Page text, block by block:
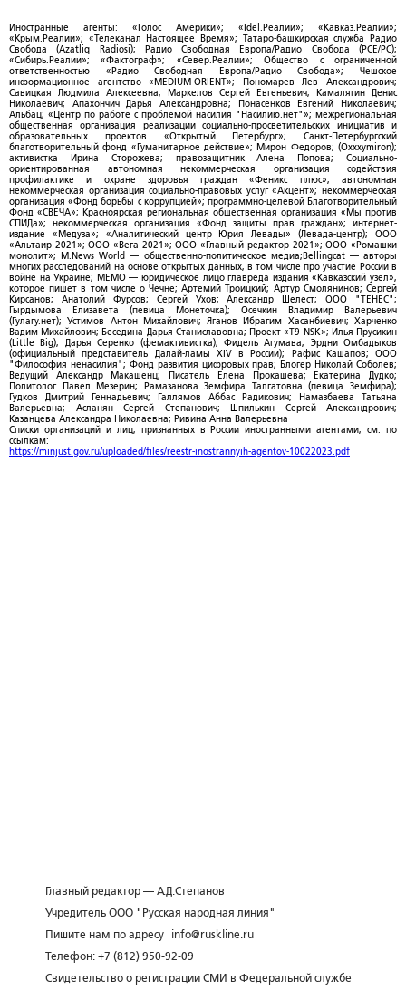
Иностранные агенты: «Голос Америки»; «Idel.Реалии»; «Кавказ.Реалии»;
«Крым.Реалии»; «Телеканал Настоящее Время»; Татаро-башкирская служба Радио
Свобода (Azatliq Radiosi); Радио Свободная Европа/Радио Свобода (PCE/PC);
«Сибирь.Реалии»; «Фактограф»; «Север.Реалии»; Общество с ограниченной
ответственностью «Радио Свободная Европа/Радио Свобода»; Чешское
информационное агентство «MEDIUM-ORIENT»; Пономарев Лев Александрович;
Савицкая Людмила Алексеевна; Маркелов Сергей Евгеньевич; Камалягин Денис
Николаевич; Апахончич Дарья Александровна; Понасенков Евгений Николаевич;
Альбац; «Центр по работе с проблемой насилия "Насилию.нет"»; межрегиональная
общественная организация реализации социально-просветительских инициатив и
образовательных проектов «Открытый Петербург»; Санкт-Петербургский
благотворительный фонд «Гуманитарное действие»; Мирон Федоров; (Oxxxymiron);
активистка Ирина Сторожева; правозащитник Алена Попова; Социально-
ориентированная автономная некоммерческая организация содействия
профилактике и охране здоровья граждан «Феникс плюс»; автономная
некоммерческая организация социально-правовых услуг «Акцент»; некоммерческая
организация «Фонд борьбы с коррупцией»; программно-целевой Благотворительный
Фонд «СВЕЧА»; Красноярская региональная общественная организация «Мы против
СПИДа»; некоммерческая организация «Фонд защиты прав граждан»; интернет-
издание «Медуза»; «Аналитический центр Юрия Левады» (Левада-центр); ООО
«Альтаир 2021»; ООО «Вега 2021»; ООО «Главный редактор 2021»; ООО «Ромашки
монолит»; M.News World — общественно-политическое медиа;Bellingcat — авторы
многих расследований на основе открытых данных, в том числе про участие России в
войне на Украине; МЕМО — юридическое лицо главреда издания «Кавказский узел»,
которое пишет в том числе о Чечне; Артемий Троицкий; Артур Смолянинов; Сергей
Кирсанов; Анатолий Фурсов; Сергей Ухов; Александр Шелест; ООО "ТЕНЕС";
Гырдымова Елизавета (певица Монеточка); Осечкин Владимир Валерьевич
(Гулагу.нет); Устимов Антон Михайлович; Яганов Ибрагим Хасанбиевич; Харченко
Вадим Михайлович; Беседина Дарья Станиславовна; Проект «T9 NSK»; Илья Прусикин
(Little Big); Дарья Серенко (фемактивистка); Фидель Агумава; Эрдни Омбадыков
(официальный представитель Далай-ламы XIV в России); Рафис Кашапов; ООО
"Философия ненасилия"; Фонд развития цифровых прав; Блогер Николай Соболев;
Ведущий Александр Макашенц; Писатель Елена Прокашева; Екатерина Дудко;
Политолог Павел Мезерин; Рамазанова Земфира Талгатовна (певица Земфира);
Гудков Дмитрий Геннадьевич; Галлямов Аббас Радикович; Намазбаева Татьяна
Валерьевна; Асланян Сергей Степанович; Шпилькин Сергей Александрович;
Казанцева Александра Николаевна; Ривина Анна Валерьевна
Списки организаций и лиц, признанных в России иностранными агентами, см. по
ссылкам:
https://minjust.gov.ru/uploaded/files/reestr-inostrannyih-agentov-10022023.pdf
Главный редактор — А.Д.Степанов
Учредитель ООО "Русская народная линия"
Пишите нам по адресу
info@ruskline.ru
Телефон: +7 (812) 950-92-09
Свидетельство о регистрации СМИ в Федеральной службе